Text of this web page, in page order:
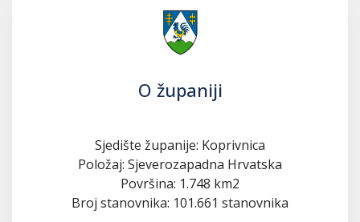
O županiji
Sjedište županije: Koprivnica
Položaj: Sjeverozapadna Hrvatska
Površina: 1.748 km2
Broj stanovnika: 101.661 stanovnika